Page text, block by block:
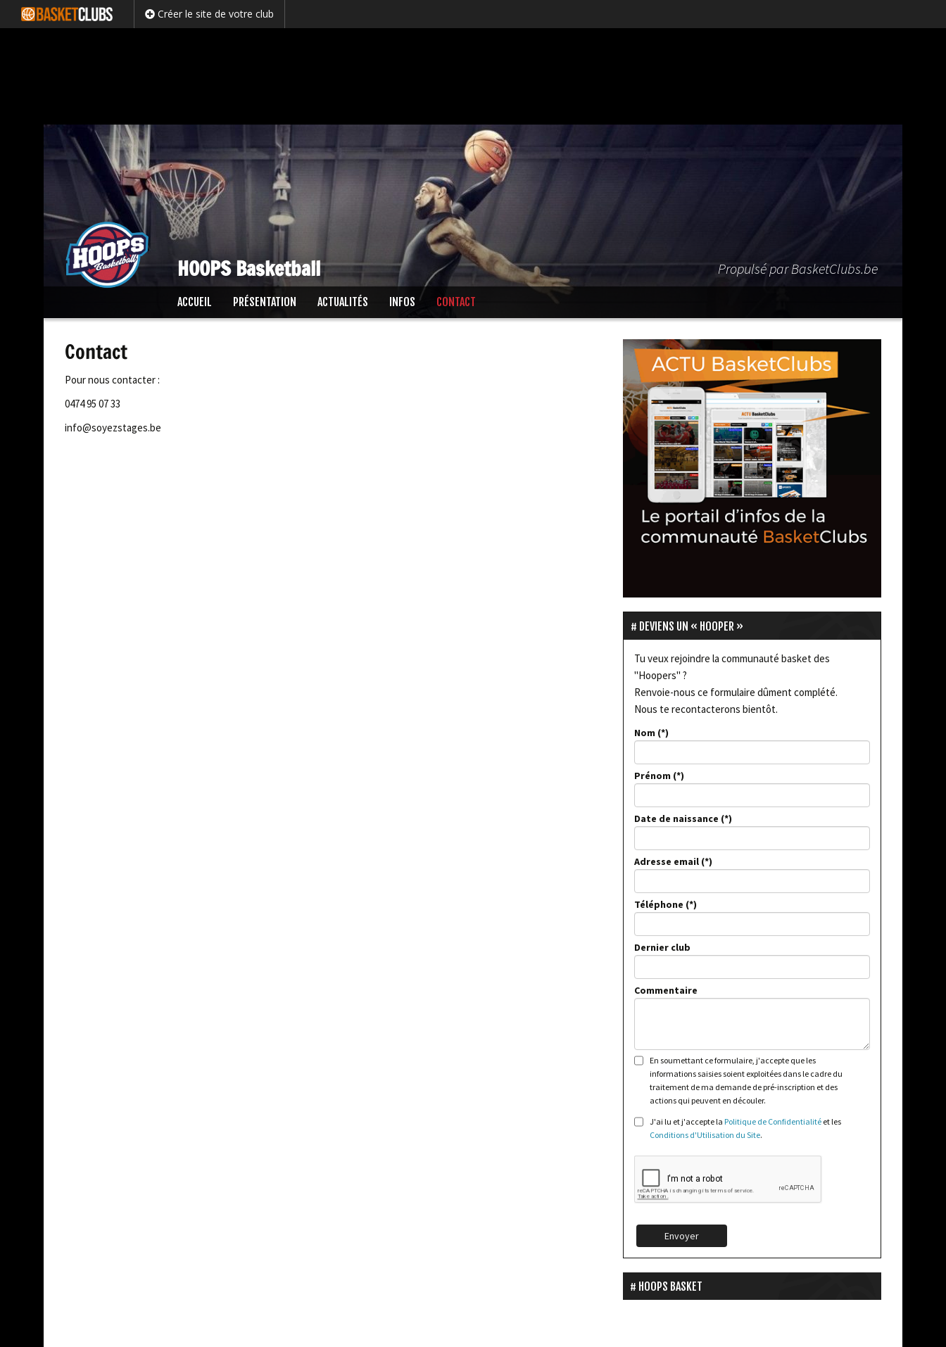
Créer le site de votre club
HOOPS Basketball Propulsé par BasketClubs.be
ACCUEIL PRÉSENTATION ACTUALITÉS INFOS CONTACT
Contact
Pour nous contacter :
0474 95 07 33
info@soyezstages.be
DEVIENS UN « HOOPER »
Tu veux rejoindre la communauté basket des
"Hoopers" ?
Renvoie-nous ce formulaire dûment complété.
Nous te recontacterons bientôt.
Nom
Prénom
Date de naissance
Adresse email
Téléphone
Dernier club
Commentaire
En soumettant ce formulaire, j'accepte que les
informations saisies soient exploitées dans le cadre du
traitement de ma demande de pré-inscription et des
actions qui peuvent en découler.
J'ai lu et j'accepte la Politique de Confidentialité et les
Conditions d'Utilisation du Site.
Envoyer
HOOPS BASKET